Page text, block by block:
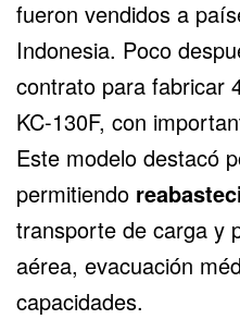
fueron vendidos a
Indonesia. Poco
contrato para fabricar
KC-130F, con
Este modelo destacó
permitiendo
transporte de carga y
aérea, evacuación
capacidades.